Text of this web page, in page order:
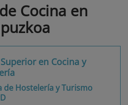
Cocina en
en Cocina y
de Hostelería y Turismo